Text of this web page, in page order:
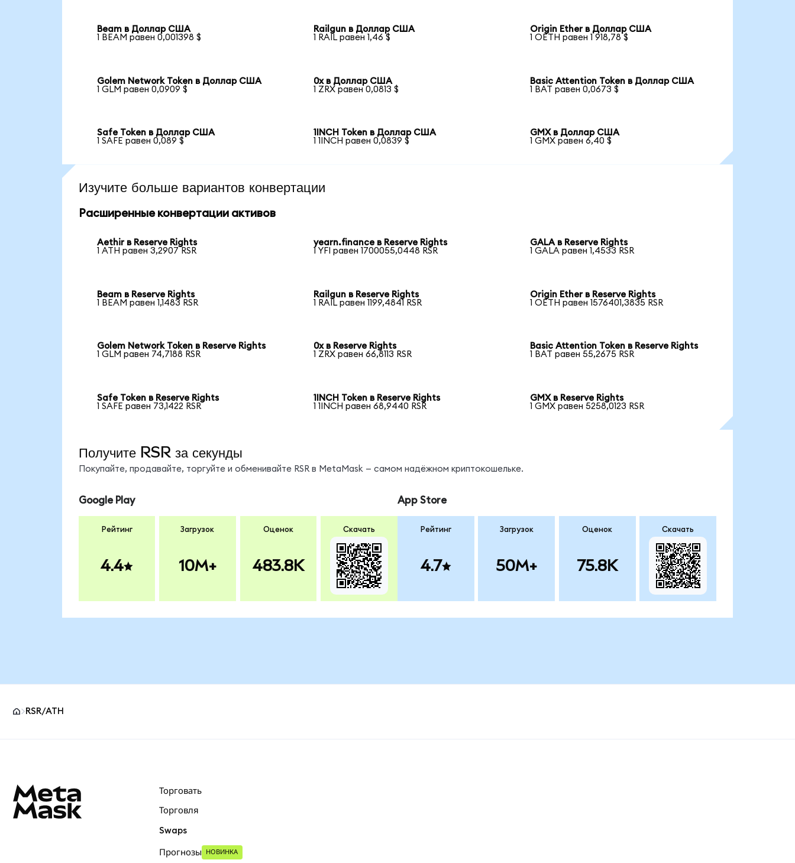
Beam в Доллар США
1 BEAM равен 0,001398 $
Railgun в Доллар США
1 RAIL равен 1,46 $
Origin Ether в Доллар США
1 OETH равен 1 918,78 $
Golem Network Token в Доллар США
1 GLM равен 0,0909 $
0x в Доллар США
1 ZRX равен 0,0813 $
Basic Attention Token в Доллар США
1 BAT равен 0,0673 $
Safe Token в Доллар США
1 SAFE равен 0,089 $
1INCH Token в Доллар США
1 1INCH равен 0,0839 $
GMX в Доллар США
1 GMX равен 6,40 $
Изучите больше вариантов конвертации
Расширенные конвертации активов
Aethir в Reserve Rights
1 ATH равен 3,2907 RSR
yearn.finance в Reserve Rights
1 YFI равен 1700055,0448 RSR
GALA в Reserve Rights
1 GALA равен 1,4533 RSR
Beam в Reserve Rights
1 BEAM равен 1,1483 RSR
Railgun в Reserve Rights
1 RAIL равен 1199,4841 RSR
Origin Ether в Reserve Rights
1 OETH равен 1576401,3835 RSR
Golem Network Token в Reserve Rights
1 GLM равен 74,7188 RSR
0x в Reserve Rights
1 ZRX равен 66,8113 RSR
Basic Attention Token в Reserve Rights
1 BAT равен 55,2675 RSR
Safe Token в Reserve Rights
1 SAFE равен 73,1422 RSR
1INCH Token в Reserve Rights
1 1INCH равен 68,9440 RSR
GMX в Reserve Rights
1 GMX равен 5258,0123 RSR
Получите RSR за секунды
Покупайте, продавайте, торгуйте и обменивайте RSR в MetaMask — самом надёжном криптокошельке.
Google Play
Рейтинг
4.4
Загрузок
10M+
Оценок
483.8K
Скачать
App Store
Рейтинг
4.7
Загрузок
50M+
Оценок
75.8K
Скачать
RSR/ATH
Торговать
Торговля
Swaps
Прогнозы НОВИНКА